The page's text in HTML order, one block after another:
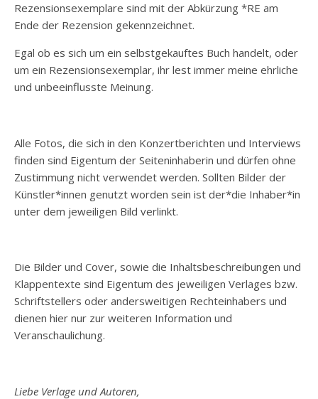
Rezensionsexemplare sind mit der Abkürzung *RE am
Ende der Rezension gekennzeichnet.
Egal ob es sich um ein selbstgekauftes Buch handelt, oder
um ein Rezensionsexemplar, ihr lest immer meine ehrliche
und unbeeinflusste Meinung.
Alle Fotos, die sich in den Konzertberichten und Interviews
finden sind Eigentum der Seiteninhaberin und dürfen ohne
Zustimmung nicht verwendet werden. Sollten Bilder der
Künstler*innen genutzt worden sein ist der*die Inhaber*in
unter dem jeweiligen Bild verlinkt.
Die Bilder und Cover, sowie die Inhaltsbeschreibungen und
Klappentexte sind Eigentum des jeweiligen Verlages bzw.
Schriftstellers oder andersweitigen Rechteinhabers und
dienen hier nur zur weiteren Information und
Veranschaulichung.
Liebe Verlage und Autoren,